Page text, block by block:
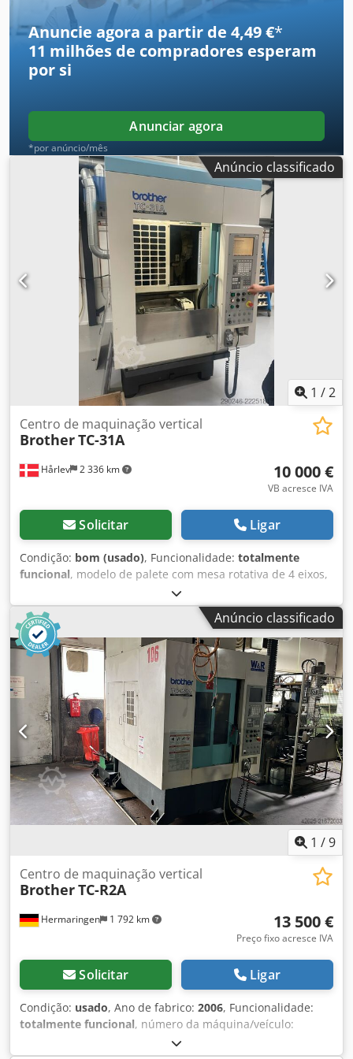
Dimensões e peso: Dimensões: 1671 x 2846 x 2274 mm
Peso: 2250 kg
Anuncie agora a partir de 4,49 €*
11 milhões de compradores esperam
por si
Anunciar agora
*por anúncio/mês
Anúncio classificado
1 /2
Hårlev 2 336 km
Centro de maquinação vertical
BrotherTC-31A
10 000 €
VB acresce IVA
Solicitar Ligar
Condição: bom (usado), Funcionalidade: totalmente
funcional, modelo de palete com mesa rotativa de 4 eixos,
2 unidades Cedjzicllopfx Ak Eorf ano 1998, peso 2350 kg X
350mm Y 250mm Z 350mm 4º eixo Troca-ferramentas com
26 posições Twin Pallet (palete dupla)Anúncio classificado
1 /9
Hermaringen 1 792 km
Centro de maquinação vertical
BrotherTC-R2A
13 500 €
Preço fixo acresce IVA
Solicitar Ligar
Condição: usado, Ano de fabrico: 2006, Funcionalidade:
totalmente funcional, número da máquina/veículo:
, Centro de usinagem CNC Brother TC-R2A Ano de